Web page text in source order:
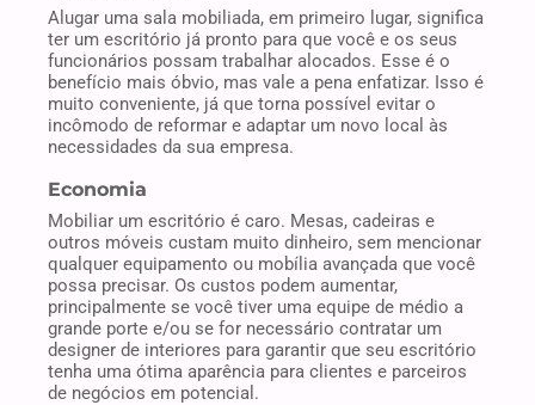
Alugar uma sala mobiliada, em primeiro lugar, significa
ter um escritório já pronto para que você e os seus
funcionários possam trabalhar alocados. Esse é o
benefício mais óbvio, mas vale a pena enfatizar. Isso é
muito conveniente, já que torna possível evitar o
incômodo de reformar e adaptar um novo local às
necessidades da sua empresa.
Economia
Mobiliar um escritório é caro. Mesas, cadeiras e
outros móveis custam muito dinheiro, sem mencionar
qualquer equipamento ou mobília avançada que você
possa precisar. Os custos podem aumentar,
principalmente se você tiver uma equipe de médio a
grande porte e/ou se for necessário contratar um
designer de interiores para garantir que seu escritório
tenha uma ótima aparência para clientes e parceiros
de negócios em potencial.